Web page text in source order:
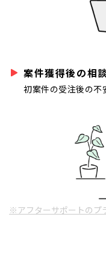
案件獲得後の相
初案件の受注後の不
※アフターサポートのプ